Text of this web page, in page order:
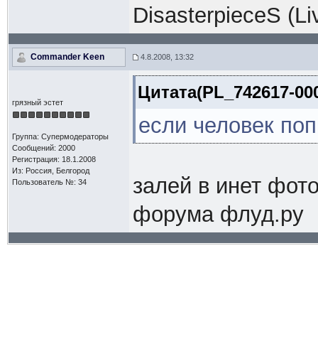
DisasterpieceS
Commander Keen 4.8.2008, 13:32
грязный эстет
Группа: Супермодераторы
Сообщений: 2000
Регистрация: 18.1.2008
Из: Россия, Белгород
Пользователь №: 34
Цитата(PL_742617-
если человек
залей в инет
форума флуд.ру